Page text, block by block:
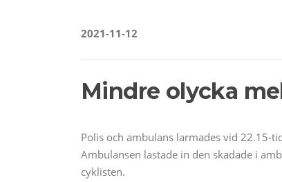
2021-11-12
Mindre olycka
Polis och ambulans larmades vid 22.15-
Ambulansen lastade in den skadade i
cyklisten.